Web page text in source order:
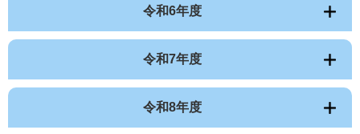
令和6年度
令和7年度
令和8年度